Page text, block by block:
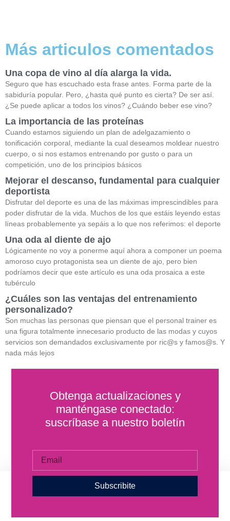
Más articulos comentados
Una copa de vino al día alarga la vida.
Seguro que has escuchado esta frase antes. Forma parte de la
sabiduría popular. Pero, ¿hasta qué punto es cierta? De ser así.
¿Se puede aplicar a todos los vinos? ¿Cuándo beber ese vino?
La importancia de las proteínas
Cuando estamos siguiendo un plan de adelgazamiento o
tonificación corporal, mediante la cual deseamos moldear nuestro
cuerpo, o si nos estamos entrenando por gusto o para un
competición, uno de los principios básicos
Mejorar el descanso, fundamental para cualquier
deportista
Disfrutar del deporte es una de las máximas imprescindibles para
poder disfrutar de la vida. Muchos de los que estáis leyendo estas
líneas probablemente ya sepáis a lo que nos referimos: el deporte
Una oda al diente de ajo
Lógicamente no voy a ponerme aquí ahora a componer un poema
amoroso cuyo protagonista sea un diente de ajo, pero bien
podríamos decir que este artículo es una oda prosaica a este
tubérculo
¿Cuáles son las ventajas del entrenamiento
personalizado?
Son muchas las personas que piensan que el personal trainer es
una figura totalmente innecesario producto de las modas y cuyos
servicios son demandados exclusivamente por ric@s y famos@s. Y
nada más lejos
Obtenga actualizaciones y
manténgase conectado:
suscríbase a nuestro boletín
Subscribite